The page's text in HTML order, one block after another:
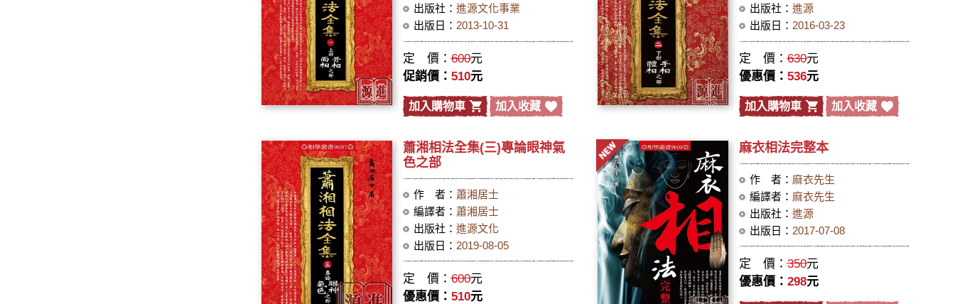
出版社： 進源文化事業
出版日： 2013-10-31
定 價：600元
促銷價：510元
加入購物車 加入收藏
出版社： 進源
出版日： 2016-03-23
定 價：630元
優惠價：536元
加入購物車 加入收藏
蕭湘相法全集(三)專論眼神氣
色之部
作 者： 蕭湘居士
編譯者： 蕭湘居士
出版社： 進源文化
出版日： 2019-08-05
定 價：600元
優惠價：510元
麻衣相法完整本
作 者： 麻衣先生
編譯者： 麻衣先生
出版社： 進源
出版日： 2017-07-08
定 價：350元
優惠價：298元